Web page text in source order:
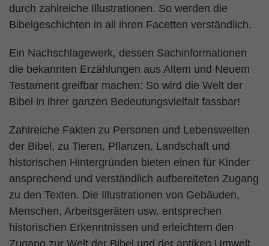
durch zahlreiche Illustrationen. So werden die
Bibelgeschichten in all ihren Facetten verständlich.
Ein Nachschlagewerk, dessen Sachinformationen
die bekannten Erzählungen aus Altem und Neuem
Testament greifbar machen: So wird die Welt der
Bibel in ihrer ganzen Bedeutungsvielfalt fassbar!
Zahlreiche Fakten zu Personen und Lebenswelten
der Bibel, zu Tieren, Pflanzen, Landschaft und
historischen Hintergründen bieten einen für Kinder
ansprechend und verständlich aufbereiteten Zugang
zu den Texten. Die Illustrationen von Gebäuden,
Menschen, Arbeitsgeräten usw. entsprechen
historischen Erkenntnissen und erleichtern den
Zugang zur Welt der Bibel und der antiken Umwelt.